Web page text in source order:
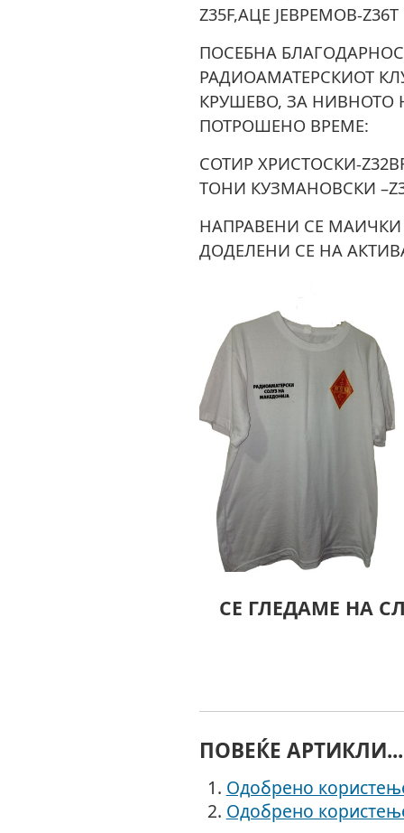
Z35F,АЦЕ ЈЕВРЕМОВ-
ПОСЕБНА
РАДИОАМАТЕРСКИОТ
КРУШЕВО, ЗА НИВНОТО
ПОТРОШЕНО ВРЕМЕ:
СОТИР ХРИСТОСКИ-
ТОНИ КУЗМАНОВСКИ
НАПРАВЕНИ СЕ
ДОДЕЛЕНИ СЕ НА
СЕ ГЛЕДАМЕ НА
ПОВЕЌЕ АРТИКЛИ...
Одобрено
Одобрено